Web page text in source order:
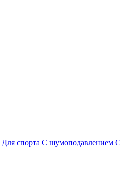
Для спорта С шумоподавлением С